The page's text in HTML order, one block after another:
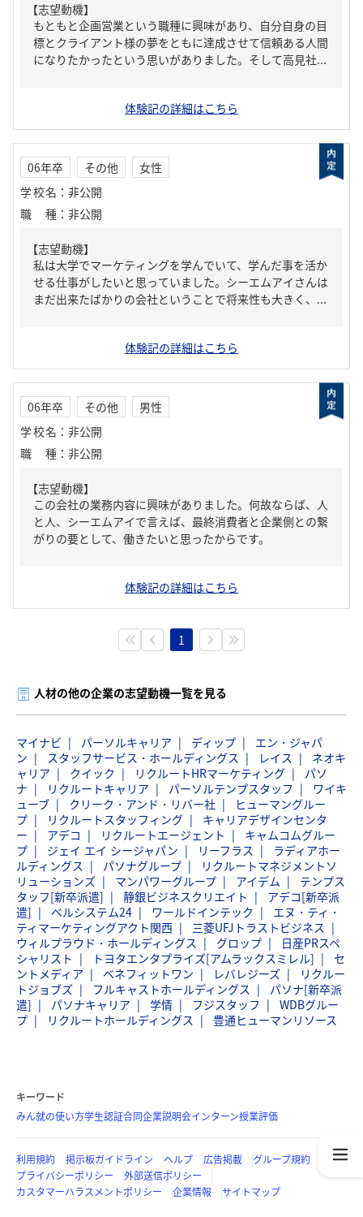
【志望動機】
もともと企画営業という職種に興味があり、自分自身の目
標とクライアント様の夢をともに達成させて信頼ある人間
になりたかったという思いがありました。そして高見社...
体験記の詳細はこちら
06年卒 その他
女性
学校名 ： 非公開
職種 ： 非公開
【志望動機】
私は大学でマーケティングを学んでいて、学んだ事を活か
せる仕事がしたいと思っていました。シーエムアイさんは
まだ出来たばかりの会社ということで将来性も大きく、...
体験記の詳細はこちら
06年卒 その他
男性
学校名 ： 非公開
職種 ： 非公開
【志望動機】
この会社の業務内容に興味がありました。何故ならば、人
と人、シーエムアイで言えば、最終消費者と企業側との繋
がりの要として、働きたいと思ったからです。
体験記の詳細はこちら
1
人材の他の企業の志望動機一覧を見る
マイナビ パーソルキャリア ディップ
エン・ジャパ
ン
スタッフサービス・ホールディングス レイス
ネオキ
ャリア
クイック リクルートHRマーケティング
パソ
ナ
リクルートキャリア パーソルテンプスタッフ
ワイキ
ューブ
クリーク・アンド・リバー社
ヒューマングルー
プ
リクルートスタッフィング
キャリアデザインセンタ
ー
アデコ リクルートエージェント
キャムコムグルー
プ
ジェイ エイ シージャパン リーフラス
ラディアホー
ルディングス
パソナグループ
リクルートマネジメントソ
リューションズ
マンパワーグループ アイデム
テンプス
タッフ[新卒派遣]
静銀ビジネスクリエイト
アデコ[新卒派
遣]
ベルシステム24 ワールドインテック
エヌ・ティ・
ティマーケティングアクト関西
三菱UFJトラストビジネス
ウィルプラウド・ホールディングス
グロップ
日産PRスペ
シャリスト
トヨタエンタプライズ[アムラックスミレル]
セ
ントメディア
ベネフィットワン レバレジーズ
リクルー
トジョブズ
フルキャストホールディングス
パソナ[新卒派
遣]
パソナキャリア 学情 フジスタッフ
WDBグルー
プ
リクルートホールディングス 豊通ヒューマンリソース
キーワード
みん就の使い方学生認証合同企業説明会インターン授業評価
利用規約 掲示板ガイドライン ヘルプ 広告掲載
グループ規約
プライバシーポリシー
外部送信ポリシー
カスタマーハラスメントポリシー
企業情報 サイトマップ